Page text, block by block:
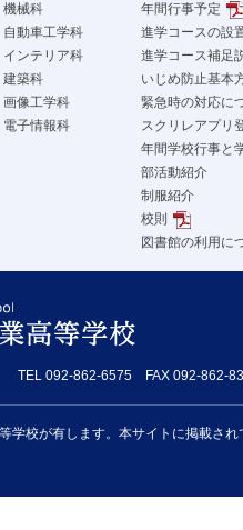
機械科
自動車工学科
インテリア科
建築科
画像工学科
電子情報科
年間行事予定
進学コースの設
進学コース補足
いじめ防止基本
緊急時の対応に
スクリレアプリ
年間学校行事と
部活動紹介
制服紹介
校則
図書館の利用に
092-862-6575 FAX 092-862-
学校が有します。本サイトに掲載さ